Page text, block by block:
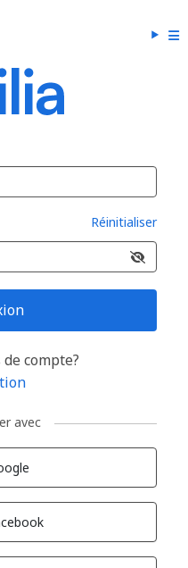
Réinitialiser
compte?
avec